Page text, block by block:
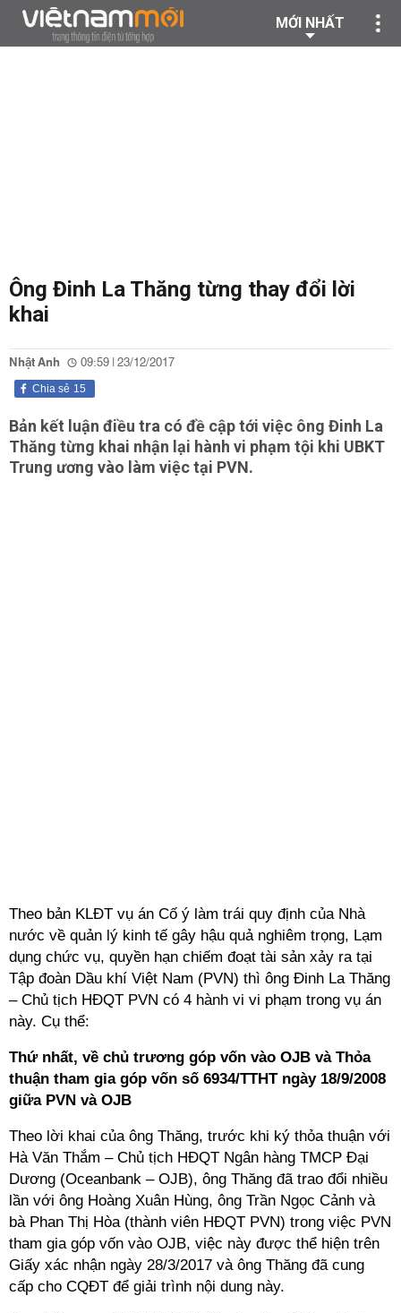
MỚI NHẤT
Ông Đinh La Thăng từng thay đổi lời
khai
Nhật Anh 09:59 | 23/12/2017
15
Chia sẻ
Bản kết luận điều tra có đề cập tới việc ông Đinh La
Thăng từng khai nhận lại hành vi phạm tội khi UBKT
Trung ương vào làm việc tại PVN.
Theo bản KLĐT vụ án Cố ý làm trái quy định của Nhà
nước về quản lý kinh tế gây hậu quả nghiêm trọng, Lạm
dụng chức vụ, quyền hạn chiếm đoạt tài sản xảy ra tại
Tập đoàn Dầu khí Việt Nam (PVN) thì ông Đinh La Thăng
– Chủ tịch HĐQT PVN có 4 hành vi vi phạm trong vụ án
này. Cụ thể:
Thứ nhất, về chủ trương góp vốn vào OJB và Thỏa
thuận tham gia góp vốn số 6934/TTHT ngày 18/9/2008
giữa PVN và OJB
Theo lời khai của ông Thăng, trước khi ký thỏa thuận với
Hà Văn Thắm – Chủ tịch HĐQT Ngân hàng TMCP Đại
Dương (Oceanbank – OJB), ông Thăng đã trao đổi nhiều
lần với ông Hoàng Xuân Hùng, ông Trần Ngọc Cảnh và
bà Phan Thị Hòa (thành viên HĐQT PVN) trong việc PVN
tham gia góp vốn vào OJB, việc này được thể hiện trên
Giấy xác nhận ngày 28/3/2017 và ông Thăng đã cung
cấp cho CQĐT để giải trình nội dung này.